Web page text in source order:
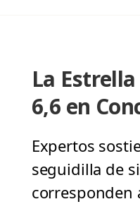
La
6,6 en
Expertos
seguidilla de
corresponden